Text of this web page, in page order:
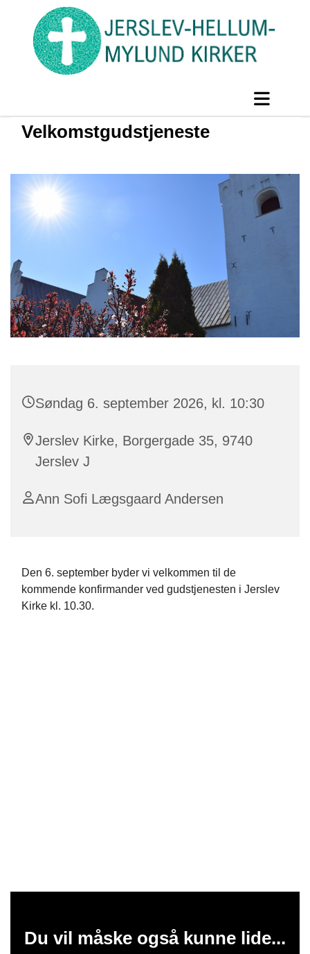
Velkomstgudstjeneste
Søndag 6. september 2026, kl. 10:30
Jerslev Kirke, Borgergade 35, 9740
Jerslev J
Ann Sofi Lægsgaard Andersen
Den 6. september byder vi velkommen til de
kommende konfirmander ved gudstjenesten i Jerslev
Kirke kl. 10.30.
Du vil måske også kunne lide...